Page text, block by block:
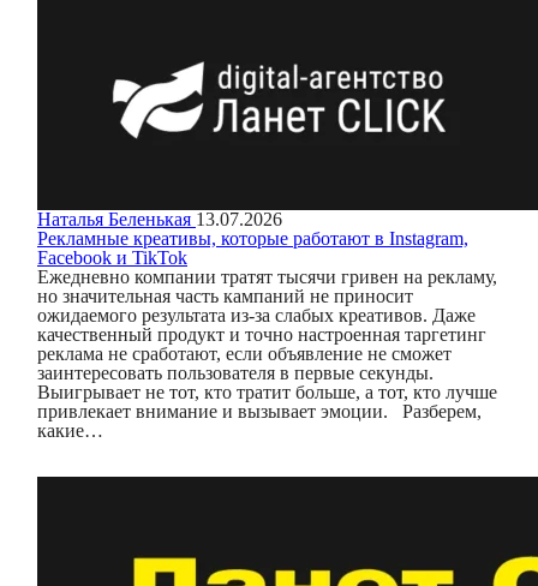
Наталья Беленькая 13.07.2026
Рекламные креативы, которые работают в Instagram,
Facebook и TikTok
Ежедневно компании тратят тысячи гривен на рекламу,
но значительная часть кампаний не приносит
ожидаемого результата из-за слабых креативов. Даже
качественный продукт и точно настроенная таргетинг
реклама не сработают, если объявление не сможет
заинтересовать пользователя в первые секунды.
Выигрывает не тот, кто тратит больше, а тот, кто лучше
привлекает внимание и вызывает эмоции. Разберем,
какие…